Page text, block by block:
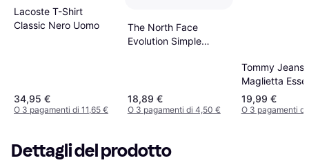
Lacoste T-Shirt
Classic Nero Uomo
34,95 €
O 3 pagamenti di 11,65 €
The North Face
Evolution Simple
18,89 €
O 3 pagamenti di 4,50 €
Tommy Jeans
Maglietta
Nero
19,99 €
O 3 pagamenti di
Dettagli del prodotto